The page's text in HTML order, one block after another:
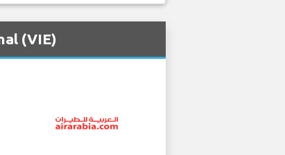
(VIE)